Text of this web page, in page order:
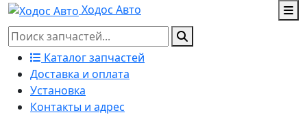
Ходос Авто
Каталог запчастей
Доставка и оплата
Установка
Контакты и адрес